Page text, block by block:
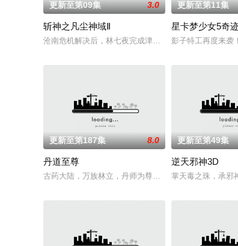
更新至第09集 3.0
斩神之凡尘神域Ⅱ
沧南危机解决后，林七夜完成津南山为期一年的守夜人
更新至第11集
星卡梦少女5奇
影子特工再度来袭
更新至第187集 8.0
丹道至尊
古药大陆，万族林立，丹师为尊，阴阳丹神苏北皇为炼
更新至第49集
逆天邪神3D
掌天毒之珠，承邪